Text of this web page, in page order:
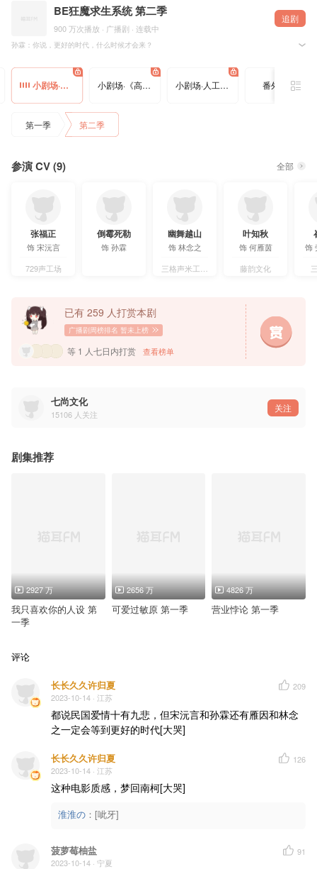
BE狂魔求生系统 第二季
900 万次播放 · 广播剧 · 连载中
追剧
孙霖：你说，更好的时代，什么时候才会来？
@晋江文学城 @稚楚zc 原著，@七尚文化 出品制作，@星韵声音研究所 录制，@猫耳FM 独家
原著：稚楚@稚楚zc
监制：七七
导演：幽舞越山@幽舞越山
内容监制/剧本监修：霁然@霁然然然
执行协助：松木白@松木白_
人物画师：芝桃@_芝桃_
视觉设计：酉月
字体设计：惊鸿@Vicky-惊鸿
运营总监：酉月@酉月初冬
字幕：OCIR·字幕组@OCIR·字幕组
林念之：幽舞越山
何雁茵：叶知秋@叶知秋咻咻咻
旁白/管家：崔郅昊@昊昊头很大
其他演员：呼呼、张砚清@张葱花饼 、兰酒@兰酒酒啾 、戈昕宇@GXY戈戈 、韩佳影@韩佳影
音乐制作：没币工作室
音乐制作人：殷倩怡、林涓
和声/和声编写：兰杰
编曲：浅逸
小剧场·更好的时代 小剧场·《高冷人设》不能崩 小剧场·人工智能也有烦恼 番外·蜜月
第一季 第二季
参演 CV (9) 全部
张福正
饰宋沅言
729声工场
倒霉死勒
饰孙霖
幽舞越山
饰林念之
三格声米工作室
叶知秋
饰何雁茵
藤韵文化
饰
已有 259 人打赏本剧
广播剧周榜排名 暂未上榜
等 1 人七日内打赏 查看榜单
七尚文化
15106 人关注
关注
剧集推荐
2927 万
我只喜欢你的人设 第
一季
2656 万
可爱过敏原 第一季
4826 万
营业悖论 第一季
评论
长长久久许归夏
2023-10-14 · 江苏
209
都说民国爱情十有九悲，但宋沅言和孙霖还有雁因和林念
之一定会等到更好的时代[大哭]
长长久久许归夏
2023-10-14 · 江苏
126
这种电影质感，梦回南柯[大哭]
淮淮の ： [呲牙]
菠萝莓柚盐
2023-10-14 · 宁夏
91